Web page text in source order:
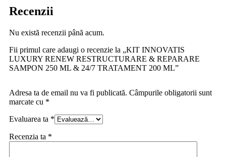
Recenzii
Nu există recenzii până acum.
Fii primul care adaugi o recenzie la „KIT INNOVATIS
LUXURY RENEW RESTRUCTURARE & REPARARE
SAMPON 250 ML & 24/7 TRATAMENT 200 ML”
Adresa ta de email nu va fi publicată. Câmpurile obligatorii sunt
marcate cu *
Evaluarea ta *
Recenzia ta *